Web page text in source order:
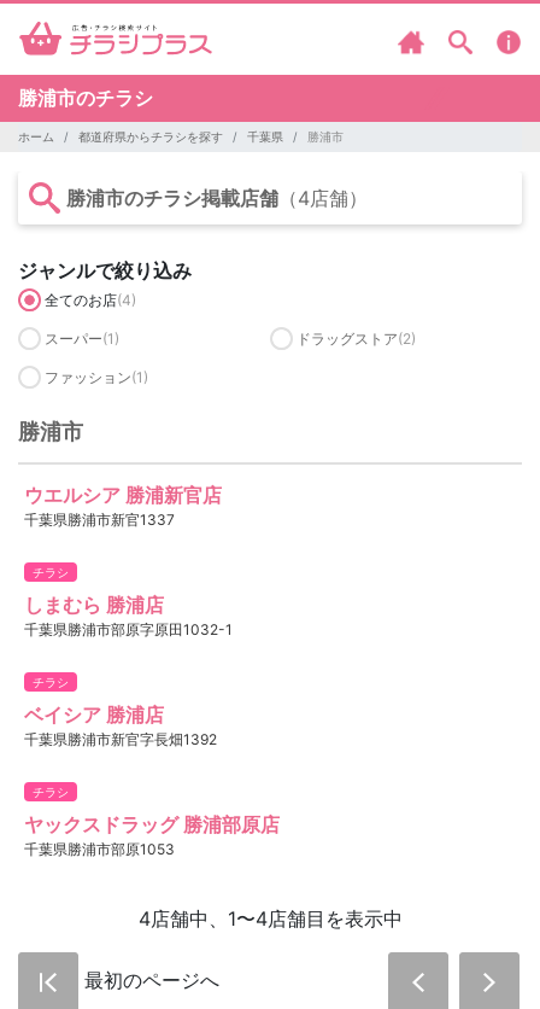
勝浦市のチラシ
ホーム 都道府県からチラシを探す 千葉県 勝浦市
勝浦市のチラシ掲載店舗 （4店舗）
ジャンルで絞り込み
全てのお店(4)
スーパー(1) ドラッグストア(2)
ファッション(1)
勝浦市
ウエルシア 勝浦新官店
千葉県勝浦市新官1337
チラシ
しまむら 勝浦店
千葉県勝浦市部原字原田1032-1
チラシ
ベイシア 勝浦店
千葉県勝浦市新官字長畑1392
チラシ
ヤックスドラッグ 勝浦部原店
千葉県勝浦市部原1053
4店舗中、1〜4店舗目を表示中
最初のページへ